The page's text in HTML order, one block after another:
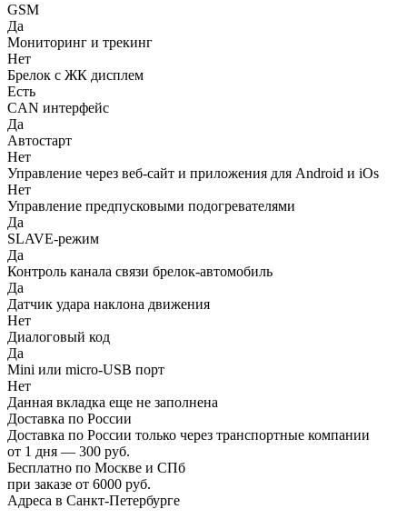
GSM
Да
Мониторинг и трекинг
Нет
Брелок с ЖК дисплем
Есть
CAN интерфейс
Да
Автостарт
Нет
Управление через веб-сайт и приложения для Android и iOs
Нет
Управление предпусковыми подогревателями
Да
SLAVE-режим
Да
Контроль канала связи брелок-автомобиль
Да
Датчик удара наклона движения
Нет
Диалоговый код
Да
Mini или micro-USB порт
Нет
Данная вкладка еще не заполнена
Доставка по России
Доставка по России только через транспортные компании
от 1 дня — 300 руб.
Бесплатно по Москве и СПб
при заказе от 6000 руб.
Адреса в Санкт-Петербурге